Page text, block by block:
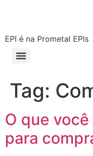
EPI é na Prometal EPIs
Tag:
O que
para